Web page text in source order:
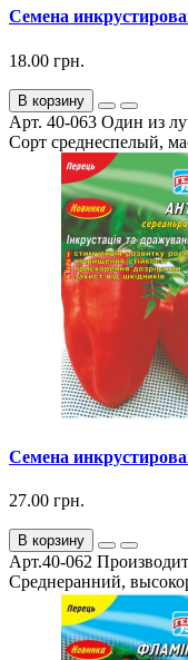
Семена
18.00 грн.
В корзину
Арт. 40-063 Один из
Сорт среднеспелый,
Семена
27.00 грн.
В корзину
Арт.40-062
Среднеранний,